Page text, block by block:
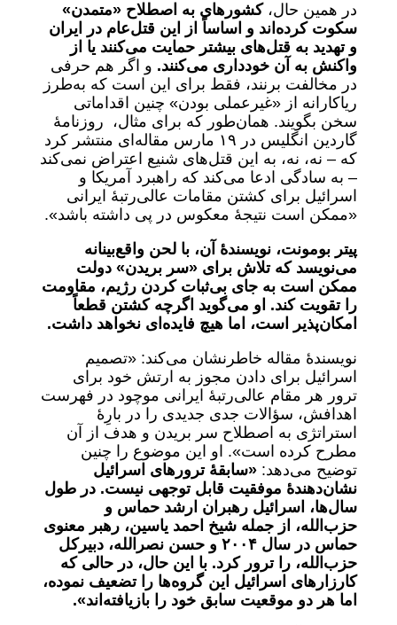
در همین حال،کشورهای به اصطلاح «متمدن»
سکوت کرده‌اند و اساساً از این قتل‌عام در ایران
و تهدید به قتل‌های بیشتر حمایت می‌کنند یا از
واکنش به آن خودداری می‌کنند. و اگر هم حرفی
در مخالفت برنند، فقط برای این است که به‌طرز
ریاکارانه از «غیرعملی بودن» چنین اقداماتی
سخن بگویند. همان‌طور که برای مثال، روزنامۀ
گاردین انگلیس در ۱۹ مارس مقاله‌ای منتشر کرد
که – نه، نه، به این قتل‌های شنیع اعتراض نمی‌کند
– به سادگی ادعا می‌کند که راهبرد آمریکا و
اسرائیل برای کشتن مقامات عالی‌رتبۀ ایرانی
«ممکن است نتیجۀ معکوس در پی داشته باشد».
پیتر بومونت، نویسندۀ آن، با لحن واقع‌بینانه
می‌نویسد که تلاش برای «سر بریدن» دولت
ممکن است به جای بی‌ثبات کردن رژیم، مقاومت
را تقویت کند. او می‌گوید اگرچه کشتن قطعاً
امکان‌پذیر است، اما هیچ فایده‌ای نخواهد داشت.
نویسندۀ مقاله خاطرنشان می‌کند: «تصمیم
اسرائیل برای دادن مجوز به ارتش خود برای
ترور هر مقام عالی‌رتبۀ ایرانی موچود در فهرست
اهدافش، سؤالات جدی جدیدی را در بارِۀ
استراتژی به اصطلاح سر بریدن و هدف از آن
مطرح کرده است». او این موضوع را چنین
توضیح می‌دهد: «سابقۀ ترورهای اسرائیل
نشان‌دهندۀ موفقیت قابل توجهی نیست. در طول
سال‌ها، اسرائیل رهبران ارشد حماس و
حزب‌الله، از جمله شیخ احمد یاسین، رهبر معنوی
حماس در سال ۲۰۰۴و حسن نصرالله، دبیرکل
حزب‌الله، را ترور کرد. با این حال، در حالی که
کارزار‌های اسرائیل این گروه‌ها را تضعیف نموده،
اما هر دو موقعیت سابق خود را بازیافته‌اند».